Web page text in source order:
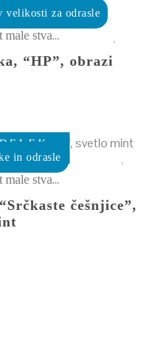
na
strani
velikosti za odrasle
izdelek
ima
več
izberete
na
izdelka
stvarce
“HP”, obrazi
in odrasle
Ta
več
stvarce
češnjice”,